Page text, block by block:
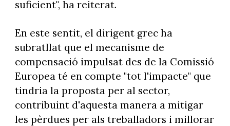
suficient", ha reiterat.
En este sentit, el dirigent grec ha
subratllat que el mecanisme de
compensació impulsat des de la Comissió
Europea té en compte "tot l'impacte" que
tindria la proposta per al sector,
contribuint d'aquesta manera a mitigar
les pèrdues per als treballadors i millorar